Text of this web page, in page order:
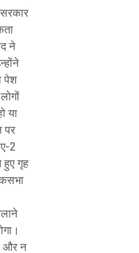
ने
पेश
या
पर
2
हुए गृह
और न